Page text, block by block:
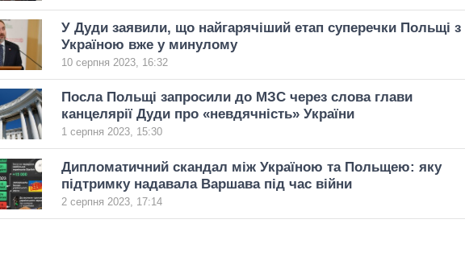
У Дуди заявили, що найгарячіший етап суперечки Польщі з
Україною вже у минулому
10 серпня 2023, 16:32
Посла Польщі запросили до МЗС через слова глави
канцелярії Дуди про «невдячність» України
1 серпня 2023, 15:30
Дипломатичний скандал між Україною та Польщею: яку
підтримку надавала Варшава під час війни
2 серпня 2023, 17:14